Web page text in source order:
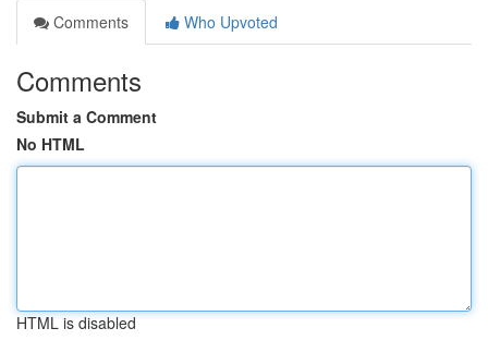
Comments
Who Upvoted
Comments
Submit a Comment
No HTML
HTML is disabled